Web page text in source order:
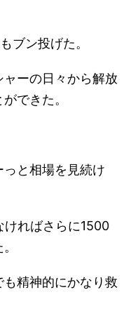
ブン投げた。
ーの日々から解放
できた。
と相場を見続け
ければさらに1500
精神的にかなり救